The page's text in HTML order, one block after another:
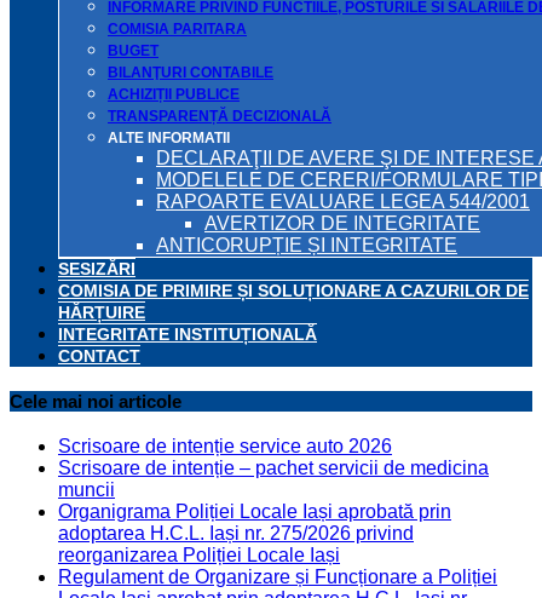
INFORMARE PRIVIND FUNCTIILE, POSTURILE SI
COMISIA PARITARA
BUGET
BILANŢURI CONTABILE
ACHIZIȚII PUBLICE
TRANSPARENȚĂ DECIZIONALĂ
ALTE INFORMATII
DECLARAŢII DE AVERE ŞI DE
MODELELE DE CERERI/FORMULARE
RAPOARTE EVALUARE LEGEA 544/2001
AVERTIZOR DE INTEGRITATE
ANTICORUPȚIE ȘI INTEGRITATE
SESIZĂRI
COMISIA DE PRIMIRE ȘI SOLUȚIONARE A CAZURILOR DE
HĂRȚUIRE
INTEGRITATE INSTITUȚIONALĂ
CONTACT
Cele mai noi articole
Scrisoare de intenție service auto 2026
Scrisoare de intenție – pachet servicii de medicina
muncii
Organigrama Poliției Locale Iași aprobată prin
adoptarea H.C.L. Iași nr. 275/2026 privind
reorganizarea Poliției Locale Iași
Regulament de Organizare și Funcționare a Poliției